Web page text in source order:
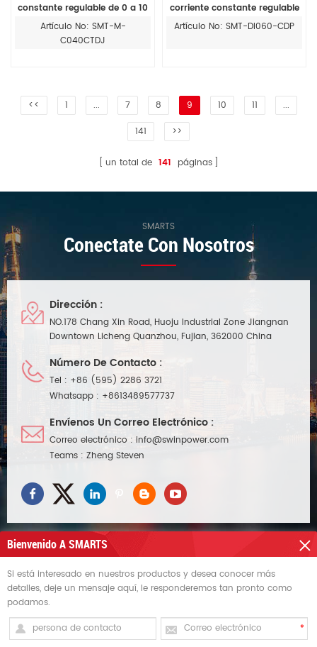
constante regulable de 0 a 10
V, 40 W, 300 mA a 1400 mA,
100 277 V CA
Artículo No: SMT-M-
C040CTDJ
corriente constante regulable
de 3 V-30 V, 0-10 V, 60 W, 500
Artículo No: SMT-DI060-CDP
<< 1 ... 7 8 9 10 11
...
141
>>
un total de 141 páginas
SMARTS
Conectate Con Nosotros
Dirección :
NO.178 Chang Xin Road, Huoju Industrial Zone Jiangnan
Downtown Licheng Quanzhou, Fujian, 362000 China
Número De Contacto :
Tel : +86 (595) 2286 3721
Whatsapp : +8613489577737
Envíenos Un Correo Electrónico :
Correo electrónico : info@swinpower.com
Teams : Zheng Steven
NECESITAS AYUDA
ETIQUETAS CALIENTES
REGÍSTRATE PARA RECIBIR ACTUALIZACIONES
Bienvenido A SMARTS
Si está interesado en nuestros productos y desea conocer más
detalles, deje un mensaje aquí, le responderemos tan pronto como
podamos.